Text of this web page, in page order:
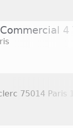
4
75014 Paris